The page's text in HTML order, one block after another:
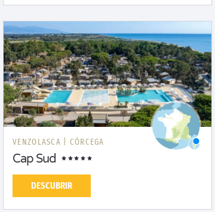
VENZOLASCA | CÓRCEGA
Cap Sud
DESCUBRIR